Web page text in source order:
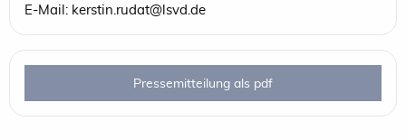
E-Mail: kerstin.rudat@lsvd.de
Pressemitteilung als pdf